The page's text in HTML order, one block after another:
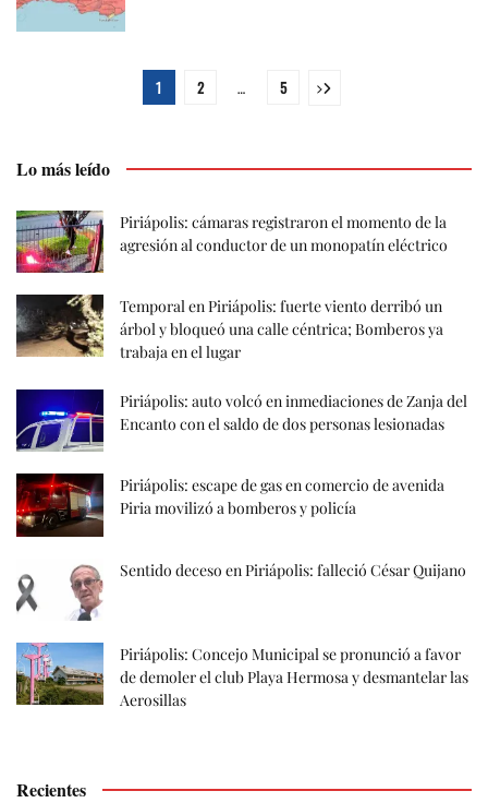
1 2 … 5
Lo más leído
Piriápolis: cámaras registraron el momento de la
agresión al conductor de un monopatín eléctrico
Temporal en Piriápolis: fuerte viento derribó un
árbol y bloqueó una calle céntrica; Bomberos ya
trabaja en el lugar
Piriápolis: auto volcó en inmediaciones de Zanja del
Encanto con el saldo de dos personas lesionadas
Piriápolis: escape de gas en comercio de avenida
Piria movilizó a bomberos y policía
Sentido deceso en Piriápolis: falleció César Quijano
Piriápolis: Concejo Municipal se pronunció a favor
de demoler el club Playa Hermosa y desmantelar las
Aerosillas
Recientes